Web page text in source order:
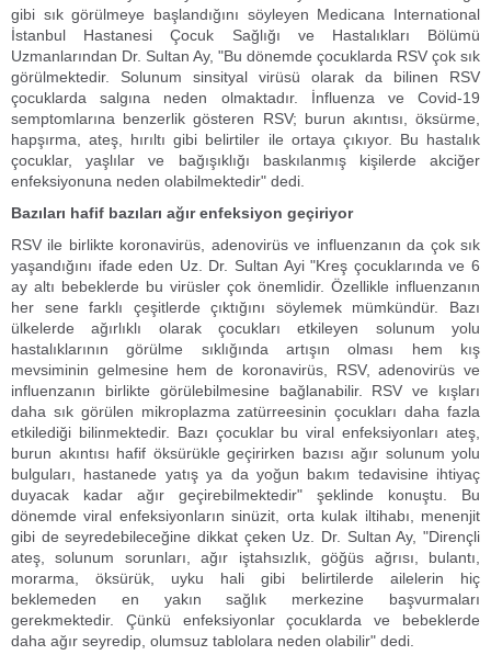
gibi sık görülmeye başlandığını söyleyen Medicana International
İstanbul Hastanesi Çocuk Sağlığı ve Hastalıkları Bölümü
Uzmanlarından Dr. Sultan Ay, "Bu dönemde çocuklarda RSV çok sık
görülmektedir. Solunum sinsityal virüsü olarak da bilinen RSV
çocuklarda salgına neden olmaktadır. İnfluenza ve Covid-19
semptomlarına benzerlik gösteren RSV; burun akıntısı, öksürme,
hapşırma, ateş, hırıltı gibi belirtiler ile ortaya çıkıyor. Bu hastalık
çocuklar, yaşlılar ve bağışıklığı baskılanmış kişilerde akciğer
enfeksiyonuna neden olabilmektedir" dedi.
Bazıları hafif bazıları ağır enfeksiyon geçiriyor
RSV ile birlikte koronavirüs, adenovirüs ve influenzanın da çok sık
yaşandığını ifade eden Uz. Dr. Sultan Ayi "Kreş çocuklarında ve 6
ay altı bebeklerde bu virüsler çok önemlidir. Özellikle influenzanın
her sene farklı çeşitlerde çıktığını söylemek mümkündür. Bazı
ülkelerde ağırlıklı olarak çocukları etkileyen solunum yolu
hastalıklarının görülme sıklığında artışın olması hem kış
mevsiminin gelmesine hem de koronavirüs, RSV, adenovirüs ve
influenzanın birlikte görülebilmesine bağlanabilir. RSV ve kışları
daha sık görülen mikroplazma zatürreesinin çocukları daha fazla
etkilediği bilinmektedir. Bazı çocuklar bu viral enfeksiyonları ateş,
burun akıntısı hafif öksürükle geçirirken bazısı ağır solunum yolu
bulguları, hastanede yatış ya da yoğun bakım tedavisine ihtiyaç
duyacak kadar ağır geçirebilmektedir" şeklinde konuştu. Bu
dönemde viral enfeksiyonların sinüzit, orta kulak iltihabı, menenjit
gibi de seyredebileceğine dikkat çeken Uz. Dr. Sultan Ay, "Dirençli
ateş, solunum sorunları, ağır iştahsızlık, göğüs ağrısı, bulantı,
morarma, öksürük, uyku hali gibi belirtilerde ailelerin hiç
beklemeden en yakın sağlık merkezine başvurmaları
gerekmektedir. Çünkü enfeksiyonlar çocuklarda ve bebeklerde
daha ağır seyredip, olumsuz tablolara neden olabilir" dedi.